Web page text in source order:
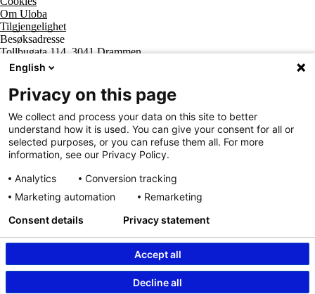
Om Uloba
Tilgjengelighet
Besøksadresse
Tollbugata 114, 3041 Drammen
Postadresse
Postboks 2474 Strømsø, 3003 Drammen
Supportsenter tlf
800 20 202
Sentralbord tlf
32 20 59 10
Organisasjonsnummer
963 890 095
Innhold beskyttet av © Uloba – Independent Living Norge SA 2026
English
Privacy on this page
We collect and process your data on this site to better
understand how it is used. You can give your consent for all or
selected purposes, or you can refuse them all. For more
information, see our Privacy Policy.
Analytics
Conversion tracking
Marketing automation
Remarketing
Accept all
Decline all
Consent details Privacy statement